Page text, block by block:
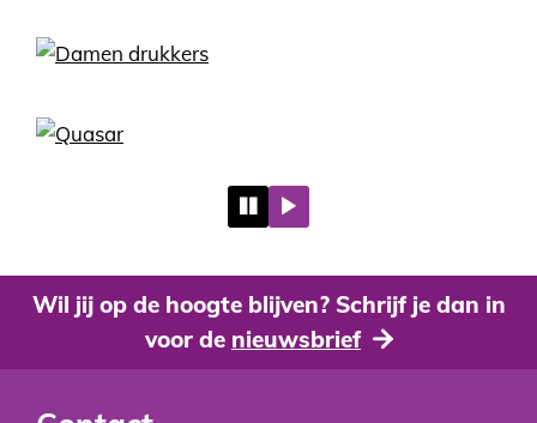
Wil jij op de hoogte blijven? Schrijf je dan in
voor de nieuwsbrief